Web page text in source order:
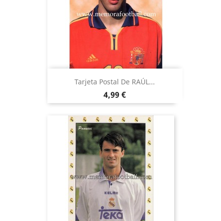
Tarjeta Postal De RAÚL...
Precio
4,99 €